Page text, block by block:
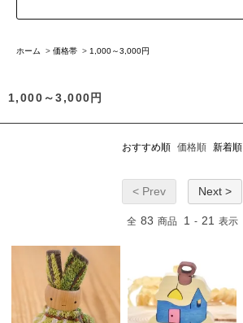
ホーム > 価格帯 > 1,000～3,000円
1,000～3,000円
おすすめ順 価格順 新着順
< Prev Next >
全 83 商品 1 - 21 表示